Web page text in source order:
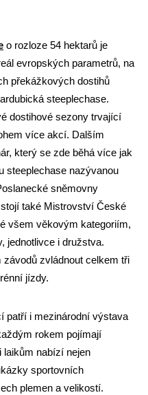
o rozloze 54 hektarů je
evropských parametrů, na
překážkových dostihů
steeplechase.
dostihové sezony trvající
více akcí. Dalším
který se zde běhá více jak
steeplechase nazývanou
sněmovny
také Mistrovství České
všem věkovým kategoriím,
jednotlivce i družstva.
zvládnout celkem tři
jízdy.
patří i mezinárodní výstava
rokem pojímají
nabízí nejen
sportovních
plemen a velikostí.